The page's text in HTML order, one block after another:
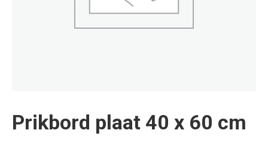
Prikbord plaat 40 x 60 cm